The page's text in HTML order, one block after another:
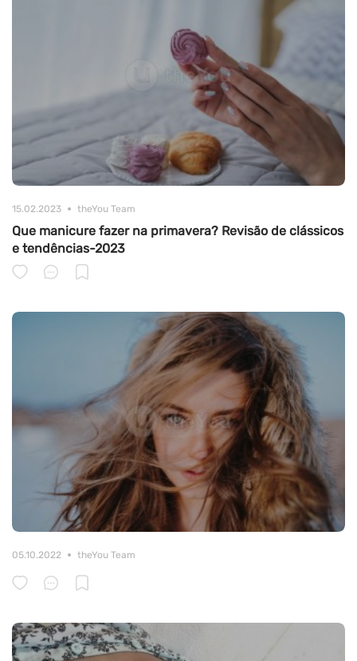
15.02.2023 theYou Team
Que manicure fazer na primavera? Revisão de clássicos
e tendências-2023
05.10.2022 theYou Team